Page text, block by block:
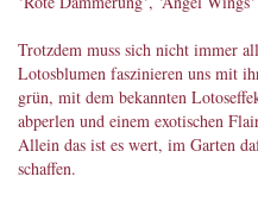
Trotzdem muss sich nicht immer
Lotosblumen faszinieren uns mit
grün, mit dem bekannten
abperlen und einem exotischen
Allein das ist es wert, im Garten
schaffen.